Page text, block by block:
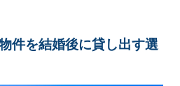
件を結婚後に貸し出す選